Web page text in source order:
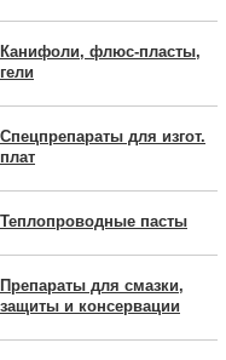
Канифоли, флюс-пласты,
гели
Спецпрепараты для изгот.
плат
Теплопроводные пасты
Препараты для смазки,
защиты и консервации